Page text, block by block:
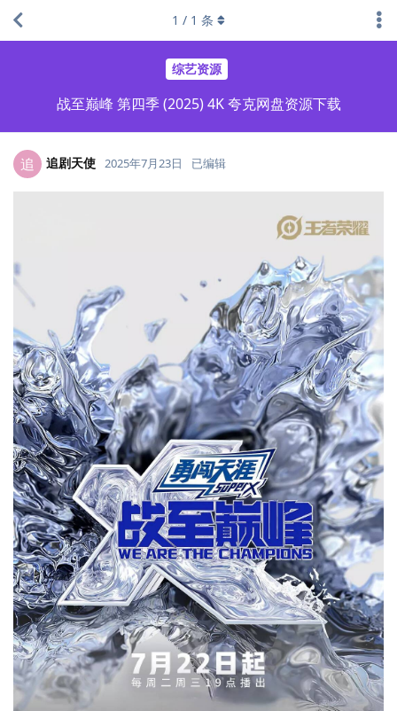
综艺资源
战至巅峰 第四季 (2025) 4K 夸克网盘资源下载
1 / 1 条
追 追剧天使 2025年7月23日 已编辑